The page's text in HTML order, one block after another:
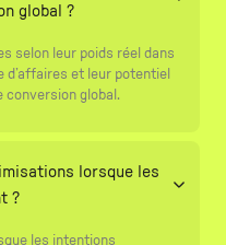
global ?
selon leur poids réel dans
et leur potentiel
conversion global.
lorsque les
?
les intentions